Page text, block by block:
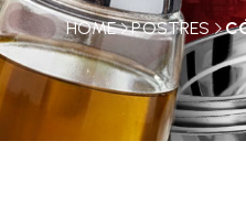
HOME POSTRES